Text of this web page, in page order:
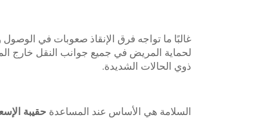
لحماية المريض في جميع جوانب النقل خارج
ذوي الحالات الشديدة.
السلامة هي الأساس عند المساعدة حقيبة